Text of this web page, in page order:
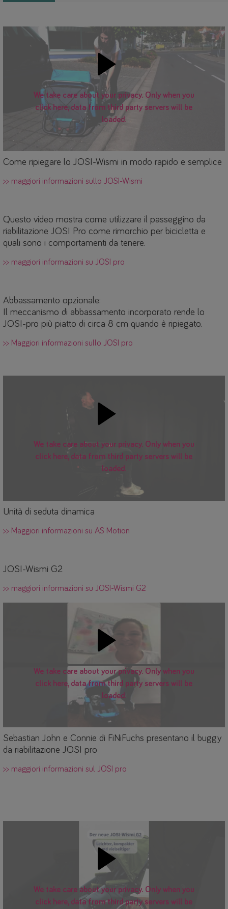
We take care about your privacy. Only when you
click here, data from third party servers will be
loaded.
Come ripiegare lo JOSI-Wismi in modo rapido e semplice
>> maggiori informazioni sullo JOSI-Wismi
Questo video mostra come utilizzare il passeggino da
riabilitazione JOSI Pro come rimorchio per bicicletta e
quali sono i comportamenti da tenere.
>> maggiori informazioni su JOSI pro
Abbassamento opzionale:
Il meccanismo di abbassamento incorporato rende lo
JOSI-pro più piatto di circa 8 cm quando è ripiegato.
>> Maggiori informazioni sullo JOSI pro
We take care about your privacy. Only when you
click here, data from third party servers will be
loaded.
Unità di seduta dinamica
>> Maggiori informazioni su AS Motion
JOSI-Wismi G2
>> maggiori informazioni su JOSI-Wismi G2
We take care about your privacy. Only when you
click here, data from third party servers will be
loaded.
Sebastian John e Connie di FiNiFuchs presentano il buggy
da riabilitazione JOSI pro
>> maggiori informazioni sul JOSI pro
We take care about your privacy. Only when you
click here, data from third party servers will be